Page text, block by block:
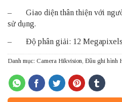
– Giao diện thân thiện với
sử dụng.
– Độ phân giải: 12
Danh mục: Camera Hikvision, Đầu ghi hình